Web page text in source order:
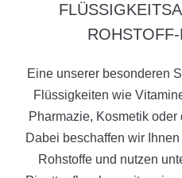
Eine unserer besonderen
Flüssigkeiten wie
Pharmazie, Kosmetik
Dabei beschaffen wir
Rohstoffe und nutzen